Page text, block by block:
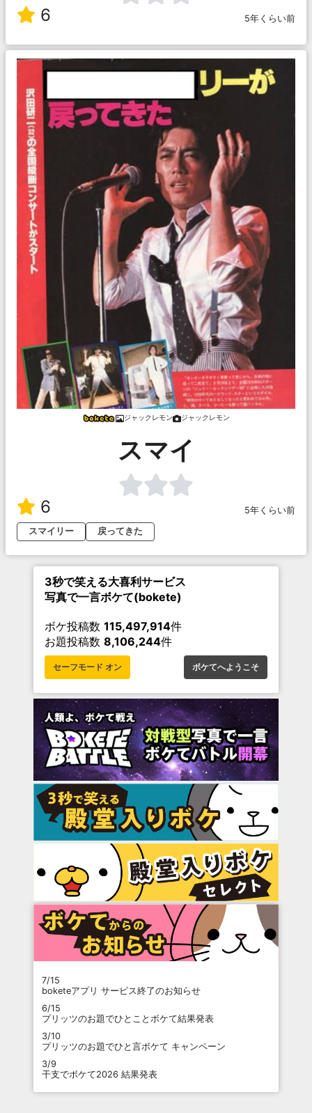
6 5年くらい前
ジャックレモン ジャックレモン
スマイ
6
5年くらい前
スマイリー
戻ってきた
3秒で笑える大喜利サービス
写真で一言ボケて(bokete)
ボケ投稿数 115,497,914件
お題投稿数 8,106,244件
セーフモード オン ボケてへようこそ
7/15
boketeアプリ サービス終了のお知らせ
6/15
プリッツのお題でひとことボケて結果発表
3/10
プリッツのお題でひと言ボケて キャンペーン
3/9
干支でボケて2026 結果発表